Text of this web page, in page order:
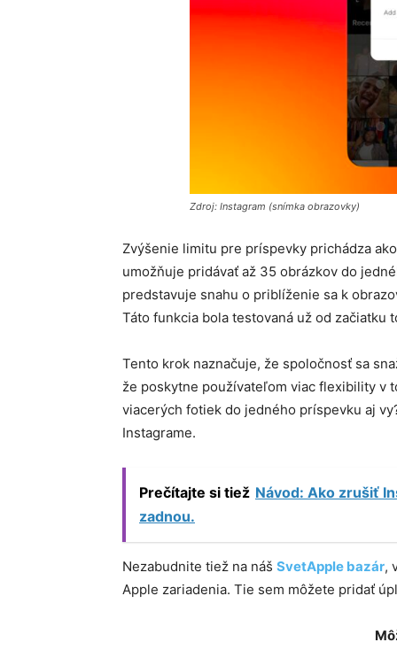
Zdroj: Instagram (snímka obrazovky)
Zvýšenie limitu pre príspevky prichádza
umožňuje pridávať až 35 obrázkov do
predstavuje snahu o priblíženie sa k
Táto funkcia bola testovaná už od začiatku
Tento krok naznačuje, že spoločnosť sa
že poskytne používateľom viac flexibility v
viacerých fotiek do jedného príspevku aj
Instagrame.
Prečítajte si tiež Návod: Ako zrušiť
zadnou.
Nezabudnite tiež na náš SvetApple bazár,
Apple zariadenia. Tie sem môžete pridať